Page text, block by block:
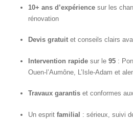
10+ ans d’expérience sur les
rénovation
Devis gratuit et conseils clairs
Intervention rapide sur le 95 :
Ouen-l’Aumône, L’Isle-Adam et
Travaux garantis et conformes
Un esprit familial : sérieux, suivi